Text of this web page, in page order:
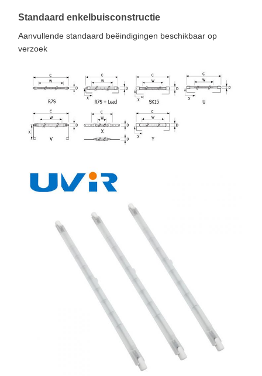
Standaard enkelbuisconstructie
Aanvullende standaard beëindigingen beschikbaar op
verzoek